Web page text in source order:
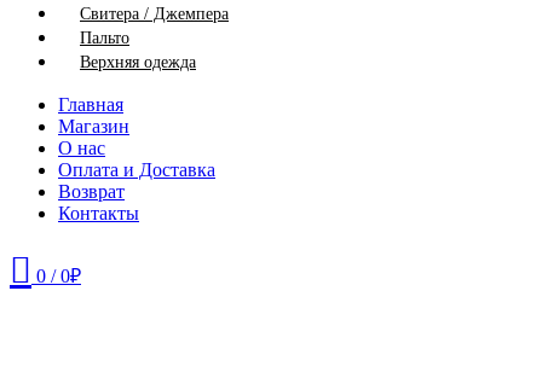
Свитера / Джемпера
Пальто
Верхняя одежда
Главная
Магазин
О нас
Оплата и Доставка
Возврат
Контакты
0 / 0₽